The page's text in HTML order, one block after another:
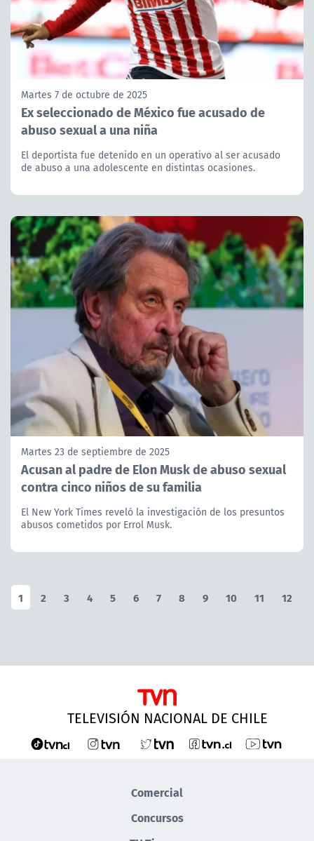
Martes 7 de octubre de 2025
Ex seleccionado de México fue acusado de
abuso sexual a una niña
El deportista fue detenido en un operativo al ser acusado
de abuso a una adolescente en distintas ocasiones.
Martes 23 de septiembre de 2025
Acusan al padre de Elon Musk de abuso sexual
contra cinco niños de su familia
El New York Times reveló la investigación de los presuntos
abusos cometidos por Errol Musk.
1 2 3 4 5 6 7 8 9 10 11 12
TELEVISIÓN NACIONAL DE CHILE
Comercial
Concursos